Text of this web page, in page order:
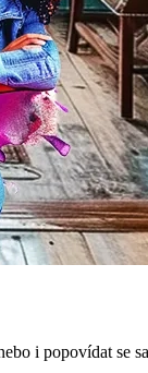
i popovídat se